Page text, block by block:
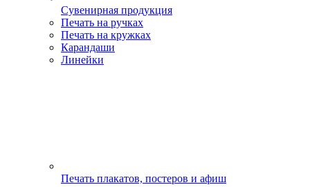
Сувенирная продукция
Печать на ручках
Печать на кружках
Карандаши
Линейки
Печать плакатов, постеров и афиш